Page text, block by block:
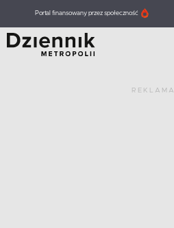
Portal finansowany przez społeczność
REKLAMA